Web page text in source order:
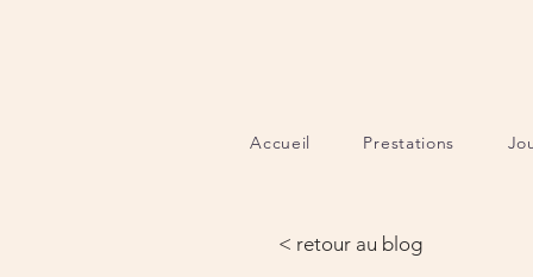
Accueil Prestations
< retour au blog